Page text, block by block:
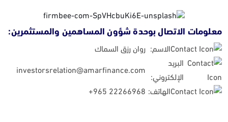
معلومات الاتصال بوحدة شؤون المساهمين والمستثمرين:
الاسم:
روان رزق السماك
البريد
الإلكتروني:
investorsrelation@amarfinance.com
الهاتف: +965 22266968